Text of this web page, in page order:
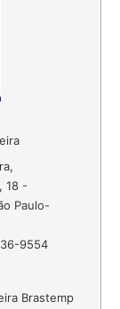
,
18 -
Paulo-
9554
Brastemp